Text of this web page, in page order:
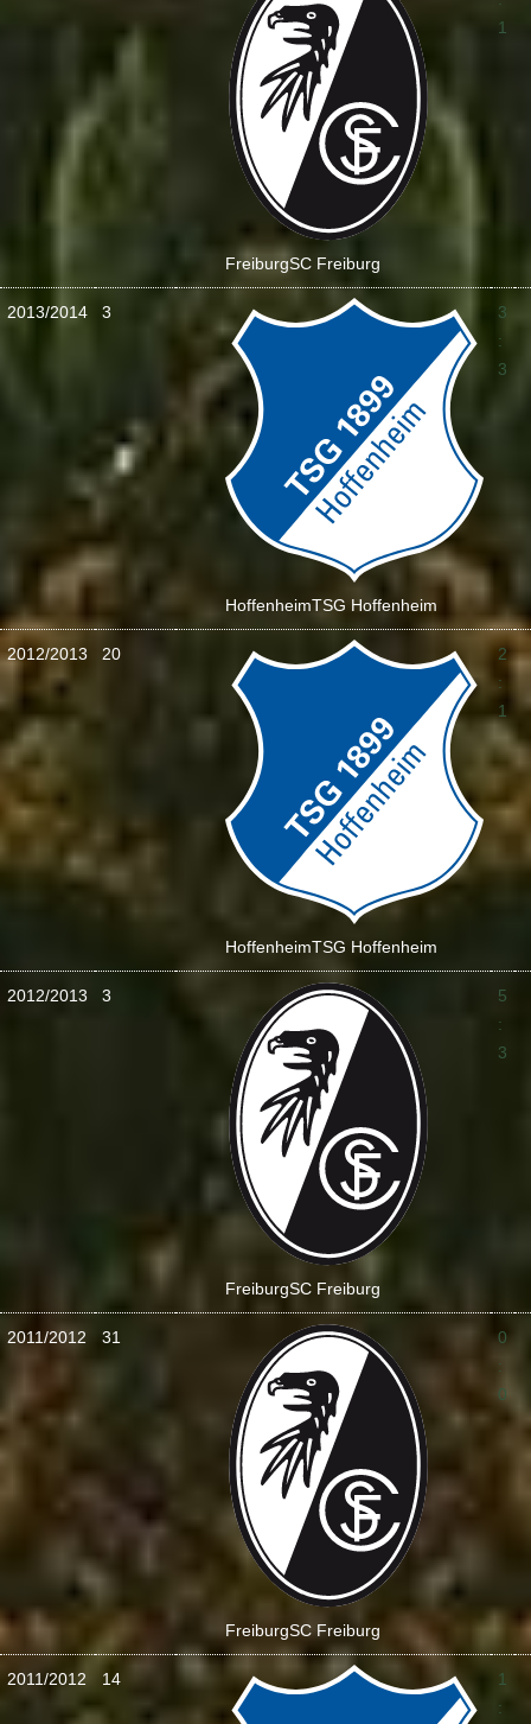
FreiburgSC Freiburg
1
2013/2014 3
HoffenheimTSG Hoffenheim
3
:
3
2012/2013 20
HoffenheimTSG Hoffenheim
2
:
1
2012/2013 3
FreiburgSC Freiburg
5
:
3
2011/2012 31
FreiburgSC Freiburg
0
:
0
2011/2012 14
1
: